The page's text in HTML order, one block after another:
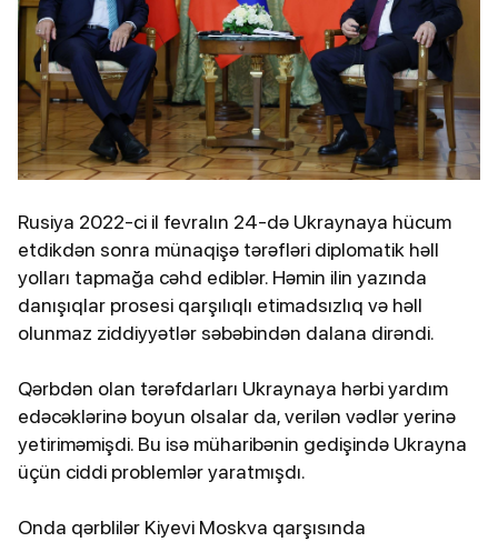
Rusiya 2022-ci il fevralın 24-də Ukraynaya hücum
etdikdən sonra münaqişə tərəfləri diplomatik həll
yolları tapmağa cəhd ediblər. Həmin ilin yazında
danışıqlar prosesi qarşılıqlı etimadsızlıq və həll
olunmaz ziddiyyətlər səbəbindən dalana dirəndi.
Qərbdən olan tərəfdarları Ukraynaya hərbi yardım
edəcəklərinə boyun olsalar da, verilən vədlər yerinə
yetiriməmişdi. Bu isə müharibənin gedişində Ukrayna
üçün ciddi problemlər yaratmışdı.
Onda qərblilər Kiyevi Moskva qarşısında